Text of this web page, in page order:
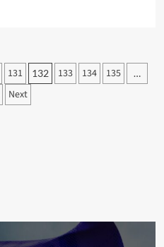
131 132 133 134 135 …
Next